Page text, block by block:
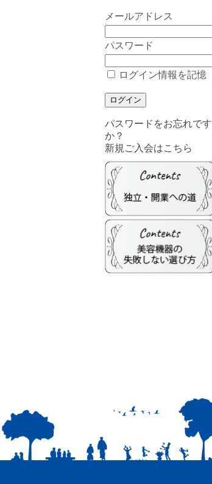
メールアドレス
パスワード
ログイン情報を記憶
パスワードをお忘れです
か？
新規ご入会はこちら